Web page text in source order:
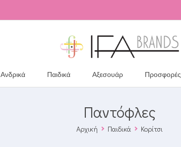
Ανδρικά Παιδικά Αξεσουάρ Προσφορές
Παντόφλες
Αρχική Παιδικά Κορίτσι